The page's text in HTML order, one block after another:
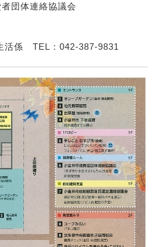
団体連絡協議会
活係 TEL：042-387-9831